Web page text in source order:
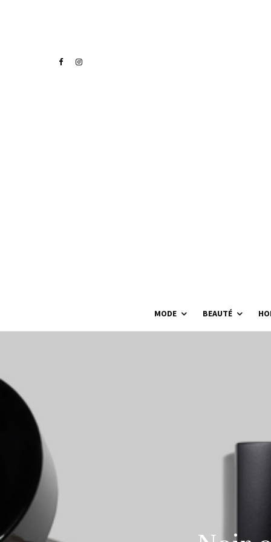
MODE BEAUTÉ